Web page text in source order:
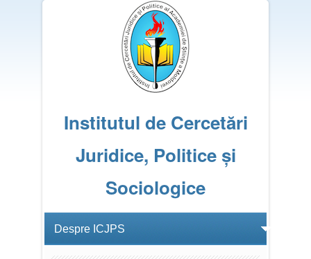
Institutul de Cercetări
Juridice, Politice și
Sociologice